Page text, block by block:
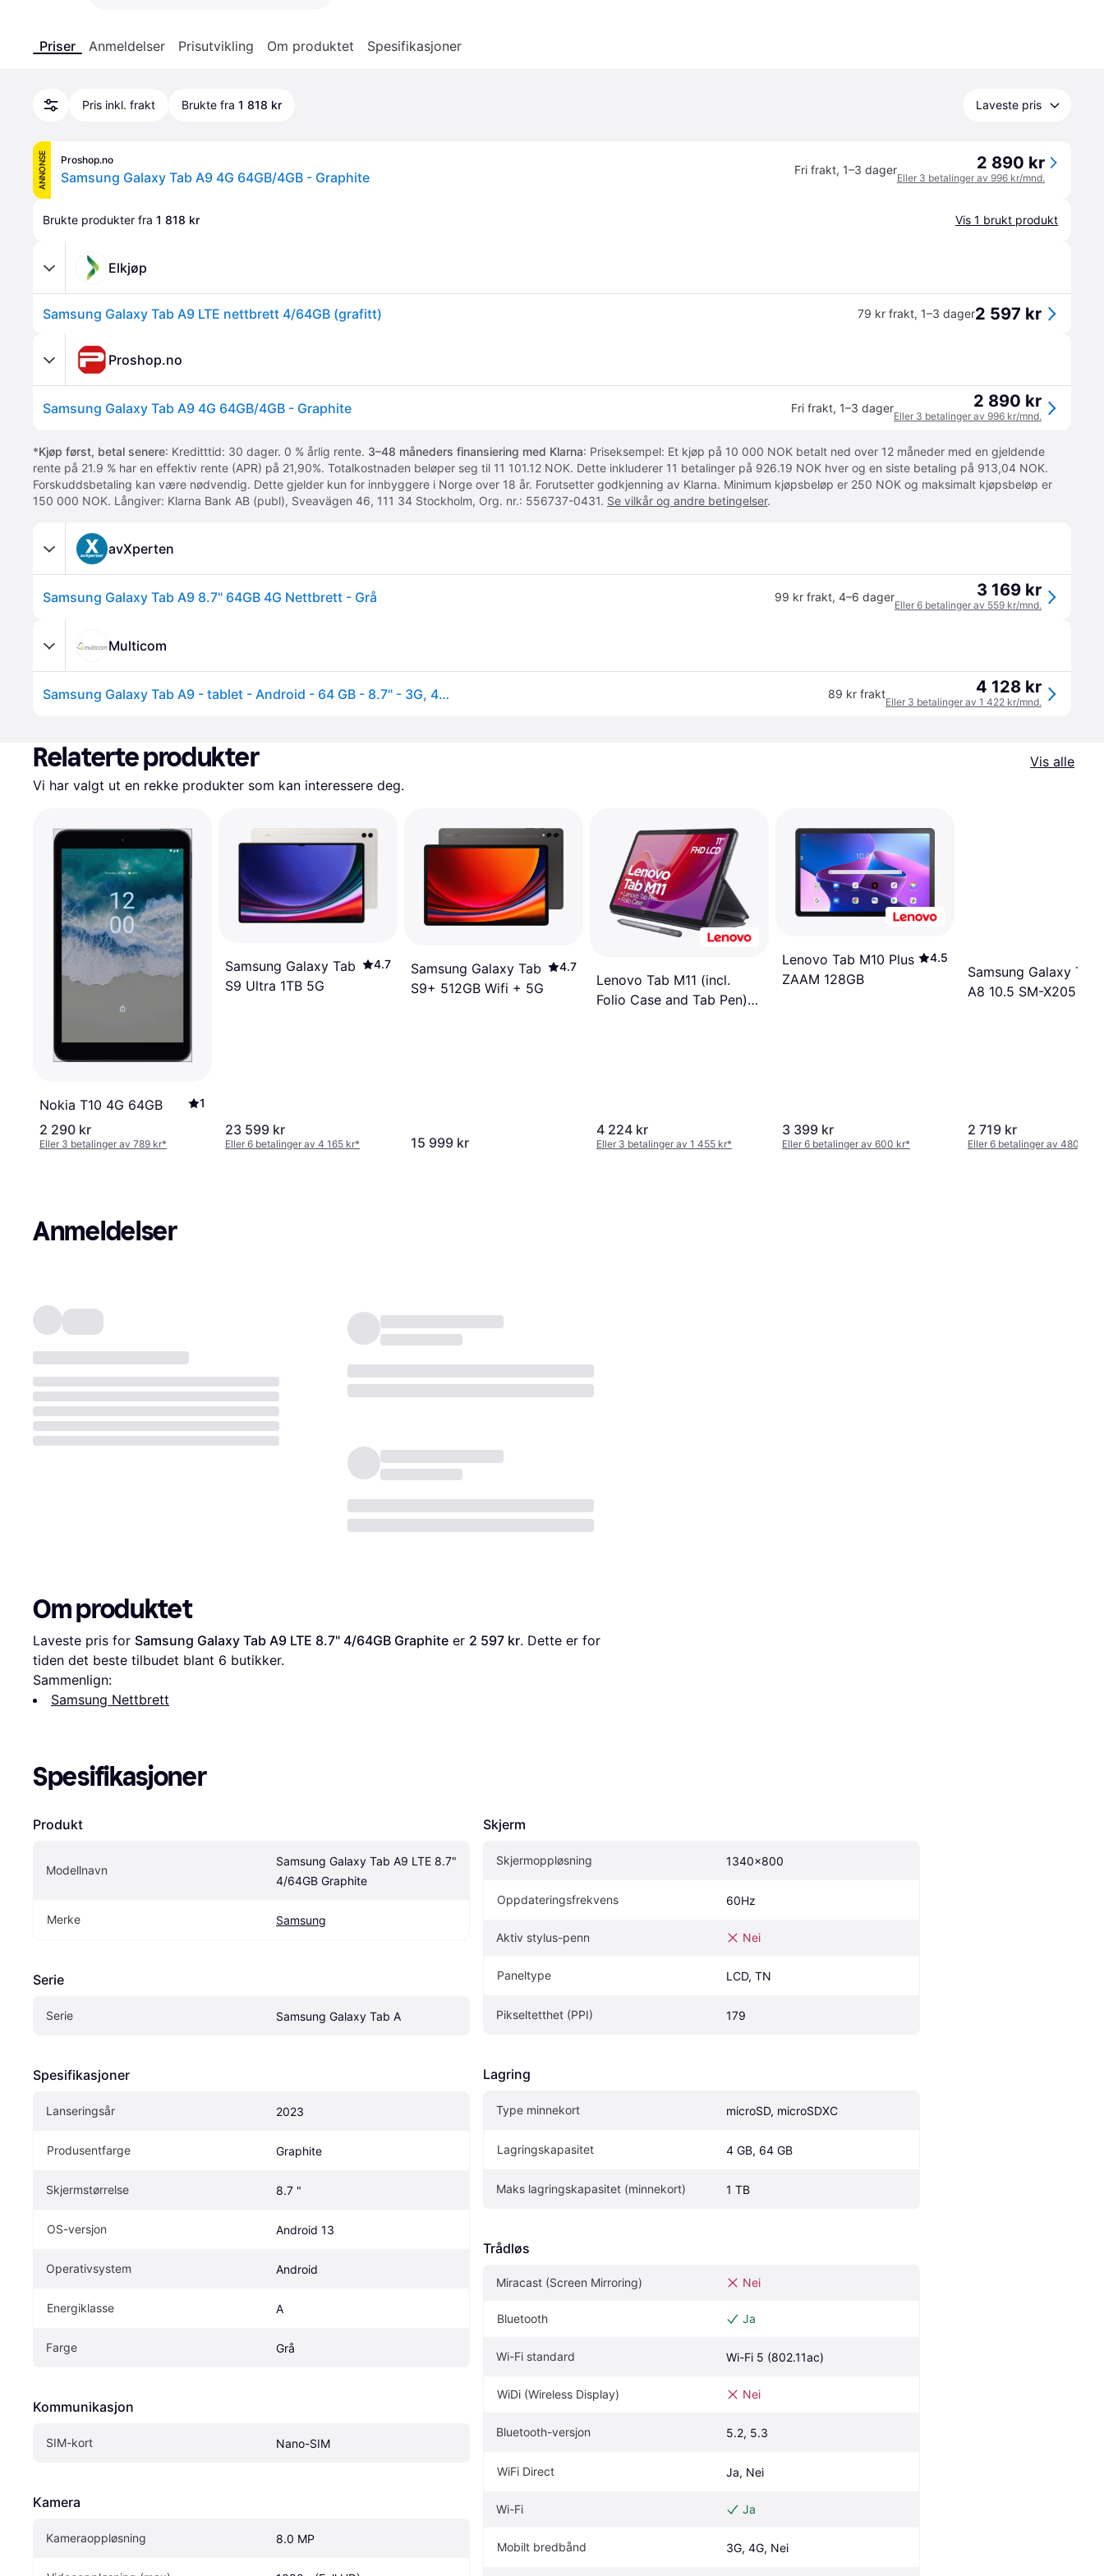
Priser Anmeldelser Prisutvikling Om produktet Spesifikasjoner
Pris inkl. frakt Brukte fra 1 818 kr Laveste pris
ANNONSE Proshop.no
Samsung Galaxy Tab A9 4G 64GB/4GB - Graphite Fri frakt, 1–3 dager 2 890 kr
Eller 3 betalinger av 996 kr/mnd.
Brukte produkter fra 1 818 kr Vis 1 brukt produkt
Elkjøp
Samsung Galaxy Tab A9 LTE nettbrett 4/64GB (grafitt) 79 kr frakt, 1–3 dager2 597 kr
Proshop.no
Samsung Galaxy Tab A9 4G 64GB/4GB - Graphite Fri frakt, 1–3 dager 2 890 kr
Eller 3 betalinger av 996 kr/mnd.
*Kjøp først, betal senere: Kreditttid: 30 dager. 0 % årlig rente. 3–48 måneders finansiering med Klarna: Priseksempel: Et kjøp på 10 000 NOK betalt ned over 12 måneder med en gjeldende
rente på 21.9 % har en effektiv rente (APR) på 21,90%. Totalkostnaden beløper seg til 11 101.12 NOK. Dette inkluderer 11 betalinger på 926.19 NOK hver og en siste betaling på 913,04 NOK.
Forskuddsbetaling kan være nødvendig. Dette gjelder kun for innbyggere i Norge over 18 år. Forutsetter godkjenning av Klarna. Minimum kjøpsbeløp er 250 NOK og maksimalt kjøpsbeløp er
150 000 NOK. Långiver: Klarna Bank AB (publ), Sveavägen 46, 111 34 Stockholm, Org. nr.: 556737-0431. Se vilkår og andre betingelser.
avXperten
Samsung Galaxy Tab A9 8.7" 64GB 4G Nettbrett - Grå 99 kr frakt, 4–6 dager 3 169 kr
Eller 6 betalinger av 559 kr/mnd.
Multicom
Samsung Galaxy Tab A9 - tablet - Android - 64 GB - 8.7" - 3G, 4G (SM-X115NZAAEUB) 89 kr frakt 4 128 kr
Eller 3 betalinger av 1 422 kr/mnd.
Relaterte produkter
Vis alle
Vi har valgt ut en rekke produkter som kan interessere deg.
Nokia T10 4G 64GB 1
2 290 kr
Eller 3 betalinger av 789 kr*
Samsung Galaxy Tab
S9 Ultra 1TB 5G
4.7
23 599 kr
Eller 6 betalinger av 4 165 kr*
Samsung Galaxy Tab
S9+ 512GB Wifi + 5G
4.7
15 999 kr
Lenovo Tab M11 (incl.
Folio Case and Tab Pen)
4 224 kr
Eller 3 betalinger av 1 455 kr*
Lenovo Tab M10 Plus
ZAAM 128GB
4.5
3 399 kr
Eller 6 betalinger av 600 kr*
Samsung Galaxy Tab
A8 10.5 SM-X205 4G
2 719 kr
Eller 6 betalinger av 480 kr
Anmeldelser
Om produktet
Laveste pris for Samsung Galaxy Tab A9 LTE 8.7" 4/64GB Graphite er 2 597 kr. Dette er for
tiden det beste tilbudet blant 6 butikker.
Sammenlign:
Samsung Nettbrett
Spesifikasjoner
Produkt
Modellnavn
Samsung Galaxy Tab A9 LTE 8.7"
4/64GB Graphite
Merke Samsung
Serie
Serie Samsung Galaxy Tab A
Spesifikasjoner
Lanseringsår 2023
Produsentfarge Graphite
Skjermstørrelse 8.7 "
OS-versjon Android 13
Operativsystem Android
Energiklasse A
Farge Grå
Kommunikasjon
SIM-kort Nano-SIM
Kamera
Kameraoppløsning 8.0 MP
Skjerm
Skjermoppløsning 1340x800
Oppdateringsfrekvens 60Hz
Aktiv stylus-penn Nei
Paneltype LCD, TN
Pikseltetthet (PPI) 179
Lagring
Type minnekort microSD, microSDXC
Lagringskapasitet 4 GB, 64 GB
Maks lagringskapasitet (minnekort) 1 TB
Trådløs
Miracast (Screen Mirroring) Nei
Bluetooth Ja
Wi-Fi standard Wi-Fi 5 (802.11ac)
WiDi (Wireless Display) Nei
Bluetooth-versjon 5.2, 5.3
WiFi Direct Ja, Nei
Wi-Fi Ja
Mobilt bredbånd 3G, 4G, Nei